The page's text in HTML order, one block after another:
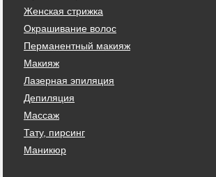
Женская стрижка
Окрашивание волос
Перманентный макияж
Макияж
Лазерная эпиляция
Депиляция
Массаж
Тату, пирсинг
Маникюр